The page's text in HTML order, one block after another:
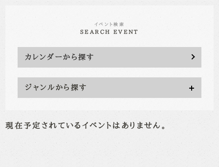
イベント検索
SEARCH EVENT
カレンダーから探す
ジャンルから探す
現在予定されているイベントはありません。